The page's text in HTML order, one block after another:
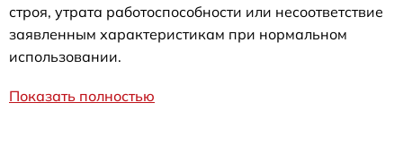
строя, утрата работоспособности или несоответствие
заявленным характеристикам при нормальном
использовании.
Показать полностью